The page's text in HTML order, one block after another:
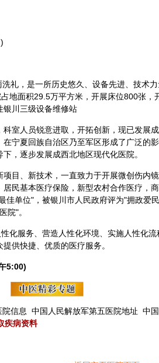
礼，是一所历史悠久、设备先进、技术力
地面积29.5万平方米，开展床位800张，
银川三级设备维修站
室人员锐意进取，开拓创新，现已发展
宁夏回族自治区乃至军区形成了广泛的
，逐步发展成西北地区现代化医院。
目、新技术，一直致力于开展微创伤内
民基本医疗保险，新型农村合作医疗，
佳单位"，被银川市人民政府评为"拥政爱
院"。
化服务、营造人性化环境、实施人性化
供快捷、优质的医疗服务。
5:00)
信息 中国人民解放军第五医院地址 中
疾病资料